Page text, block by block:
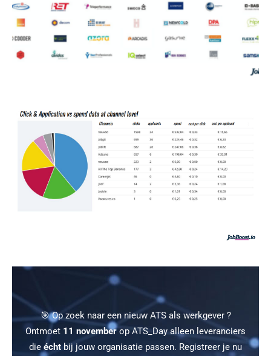
🎯 Op zoek naar een nieuw ATS als werkgever ?
Ontmoet 11 novemberop ATS_Day alleen leveranciers
die écht bij jouw organisatie passen. Registreer je nu